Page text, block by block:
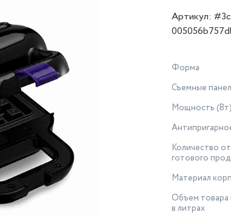
Артикул:
Форма
Съемные
Мощность (Вт)
Количество
готового
Материал
Объем товара
в литрах